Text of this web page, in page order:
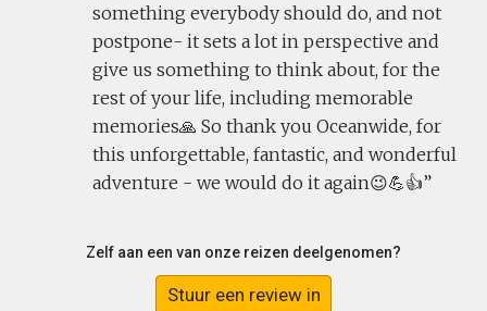
something everybody should do, and not
postpone- it sets a lot in perspective and
give us something to think about, for the
rest of your life, including memorable
memories🙏 So thank you Oceanwide, for
this unforgettable, fantastic, and wonderful
adventure - we would do it again😉💪👍
Zelf aan een van onze reizen deelgenomen?
Stuur een review in